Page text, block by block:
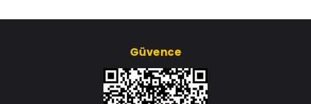
Güvence